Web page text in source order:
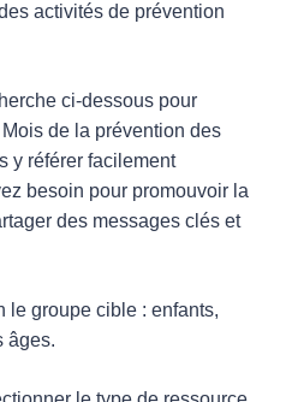
activités de prévention
ci-dessous pour
de la prévention des
y référer facilement
besoin pour promouvoir la
des messages clés et
le groupe cible : enfants,
âges.